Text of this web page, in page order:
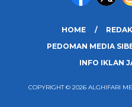
HOME
PEDOMAN MEDIA
INFO IKLAN
COPYRIGHT © 2026 ALGHIFARI